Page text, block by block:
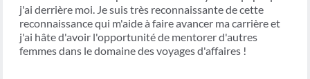
j'ai derrière moi. Je suis très reconnaissante de cette
reconnaissance qui m'aide à faire avancer ma carrière et
j'ai hâte d'avoir l'opportunité de mentorer d'autres
femmes dans le domaine des voyages d'affaires !